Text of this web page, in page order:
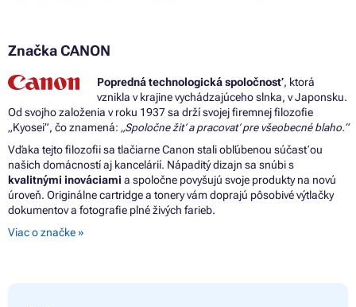
Farby CANON PIXMA TS3350
Farby CANON PIXMA TS3351
Farby CANON PIXMA TS3352
Farby CANON PIXMA TS3355
Farby CANON PIXMA TS3400 SERIES
Farby CANON PIXMA TS3450
Farby CANON PIXMA TS3450 SERIES
Farby CANON PIXMA TS3451
Farby CANON PIXMA TS3452
Farby CANON PIXMA TS3600 SERIES
Farby CANON PIXMA TS3640
Značka CANON
Popredná technologická spoločnosť, ktorá
vznikla v krajine vychádzajúceho slnka, v Japonsku.
Od svojho založenia v roku 1937 sa drží svojej firemnej filozofie
„Kyosei”, čo znamená: „Spoločne žiť a pracovať pre všeobecné blaho.“
Vďaka tejto filozofii sa tlačiarne Canon stali obľúbenou súčasťou
našich domácností aj kancelárií. Nápaditý dizajn sa snúbi s
kvalitnými inováciami a spoločne povyšujú svoje produkty na novú
úroveň. Originálne cartridge a tonery vám doprajú pôsobivé výtlačky
dokumentov a fotografie plné živých farieb.
Viac o značke »